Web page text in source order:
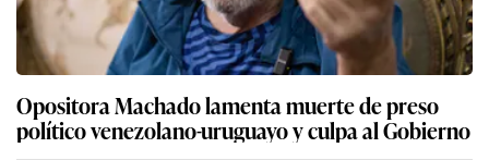
Opositora Machado lamenta muerte de preso
político venezolano-uruguayo y culpa al Gobierno